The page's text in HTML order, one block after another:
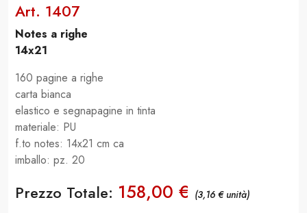
Art. 1407
Notes a righe
14x21
160 pagine a righe
carta bianca
elastico e segnapagine in tinta
materiale: PU
f.to notes: 14x21 cm ca
imballo: pz. 20
Prezzo Totale: 158,00 € (3,16 € unità)